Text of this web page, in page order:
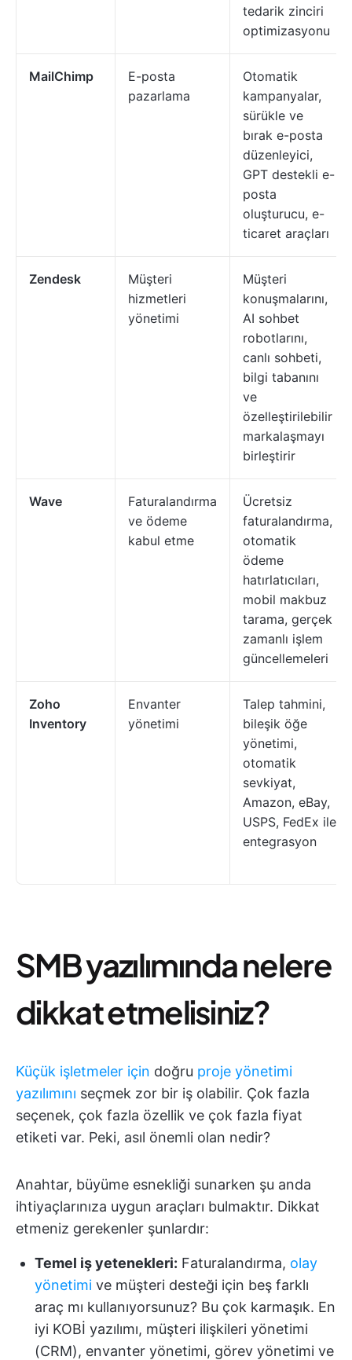
tedarik zinciri
optimizasyonu
MailChimp
E-posta
pazarlama
Otomatik
kampanyalar,
sürükle ve
bırak e-posta
düzenleyici,
GPT destekli e-
posta
oluşturucu, e-
ticaret araçları
Zendesk
Müşteri
hizmetleri
yönetimi
Müşteri
konuşmalarını,
AI sohbet
robotlarını,
canlı sohbeti,
bilgi tabanını
ve
özelleştirilebilir
markalaşmayı
birleştirir
Wave
Faturalandırma
ve ödeme
kabul etme
Ücretsiz
faturalandırma,
otomatik
ödeme
hatırlatıcıları,
mobil makbuz
tarama, gerçek
zamanlı işlem
güncellemeleri
Zoho
Inventory
Envanter
yönetimi
Talep tahmini,
bileşik öğe
yönetimi,
otomatik
sevkiyat,
Amazon, eBay,
USPS, FedEx ile
entegrasyon
SMB yazılımında nelere
dikkat etmelisiniz?
Küçük işletmeler için doğru proje yönetimi
yazılımını seçmek zor bir iş olabilir. Çok fazla
seçenek, çok fazla özellik ve çok fazla fiyat
etiketi var. Peki, asıl önemli olan nedir?
Anahtar, büyüme esnekliği sunarken şu anda
ihtiyaçlarınıza uygun araçları bulmaktır. Dikkat
etmeniz gerekenler şunlardır:
Temel iş yetenekleri: Faturalandırma, olay
yönetimi ve müşteri desteği için beş farklı
araç mı kullanıyorsunuz? Bu çok karmaşık. En
iyi KOBİ yazılımı, müşteri ilişkileri yönetimi
(CRM), envanter yönetimi, görev yönetimi ve